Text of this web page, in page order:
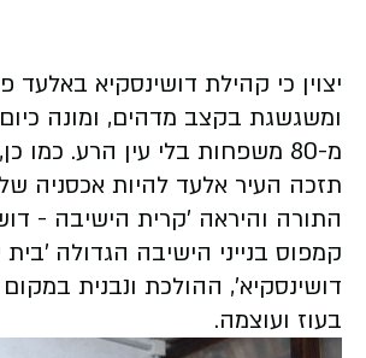
יצוין כי קהילת דושינסקיא באלעד
ומשגשגת בקצב מדהים, ומונה
מ-80 משפחות בלי עין הרע.
תזכה העיר אלעד להיות אכסניה
התורה והיראה 'קרית הישיבה -
קמפוס בנייני הישיבה הגדולה 'בית
דושינסקיא', ההולכת ונבנית
בעוז ועוצמה.